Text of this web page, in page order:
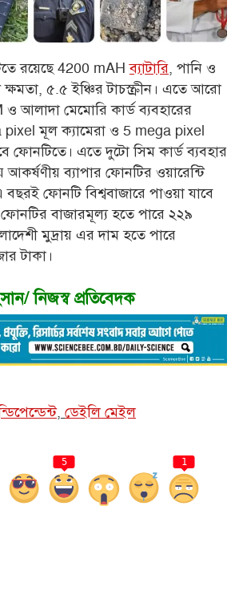
রয়েছে 4200 mAHব্যাটারি, পানি ও
ক্ষমতা, ৫.৫ ইঞ্চির টাচস্ক্রীন। এতে আরো
আলাদা মেমোরি কার্ড ব্যবহারের
মূল ক্যামেরা ও 5 mega pixel
ফোনটিতে। এতে দুটো সিম কার্ড ব্যবহার
আকর্ষণীয় ব্যাপার ফোনটির ওয়ারেন্টি
ফোনটি বিশ্ববাজারে পাওয়া যাবে
বাজারমূল্য হতে পারে ২২৯
মুদ্রায় এর দাম হতে পারে
টাকা।
নিজস্ব প্রতিবেদক
,ডেইলি মেইল
5 1